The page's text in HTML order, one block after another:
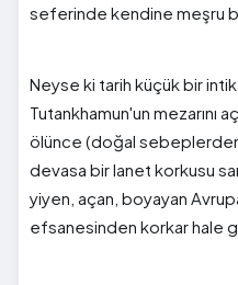
seferinde kendine meşru
Neyse ki tarih küçük bir
Tutankhamun'un mezarını
ölünce (doğal
devasa bir lanet korkusu
yiyen, açan, boyayan
efsanesinden korkar hale